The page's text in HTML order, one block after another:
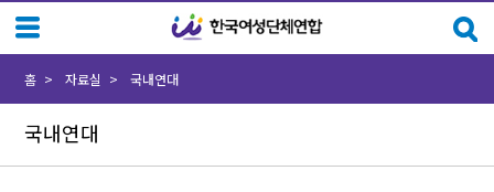
국내연대
홈 자료실 국내연대